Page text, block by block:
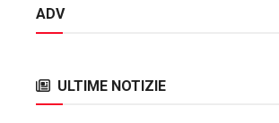
ADV
ULTIME NOTIZIE